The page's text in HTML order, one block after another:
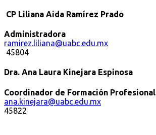
CP Liliana Aida Ramírez Prado
Administradora
ramirez.liliana@uabc.edu.mx
45804
Dra. Ana Laura Kinejara Espinosa
Coordinador de Formación Profesional
ana.kinejara@uabc.edu.mx
45822